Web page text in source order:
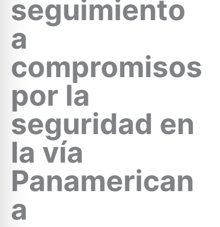
seguimiento
a
compromisos
por la
seguridad en
la vía
Panamerican
a